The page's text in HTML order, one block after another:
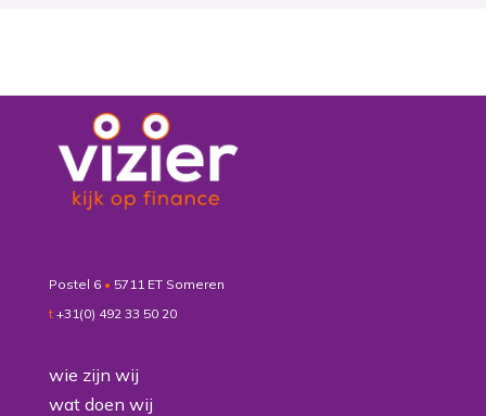
Postel 6 • 5711 ET Someren
t +31(0) 492 33 50 20
wie zijn wij
wat doen wij